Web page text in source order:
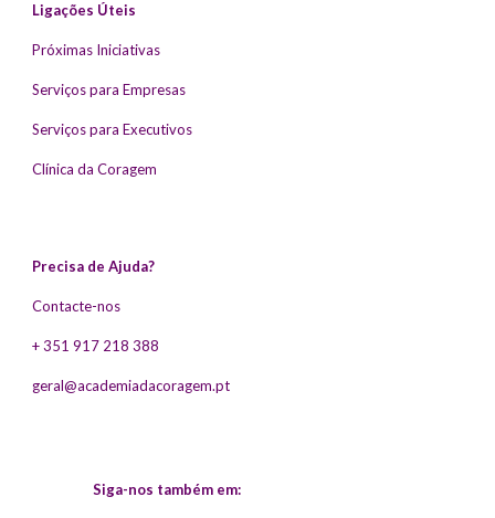
Ligações Úteis
Próximas Iniciativas
Serviços para Empresas
Serviços para Executivos
Clínica da Coragem
Precisa de Ajuda?
Contacte-nos
+ 351 917 218 388
geral@academiadacoragem.pt
Siga-nos também em: